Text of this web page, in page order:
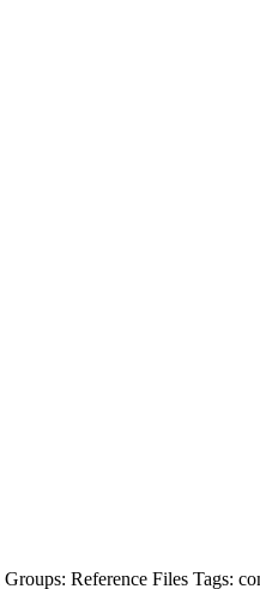
Groups: Reference Files Tags: